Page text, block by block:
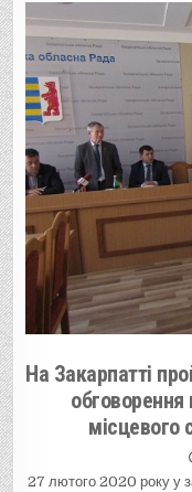
На Закарпатті
обговорення
27 лютого 2020 року у